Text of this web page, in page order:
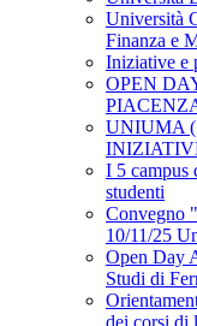
Università
Finanza e
Iniziative e
OPEN
UNIUMA
I 5 campus
studenti
Convegno
10/11/25
Open Day
Studi di